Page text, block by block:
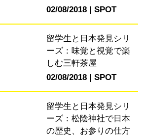
02/08/2018
SPOT
留学生と日本発見シリ
ーズ：味覚と視覚で楽
しむ三軒茶屋
02/08/2018
SPOT
留学生と日本発見シリ
ーズ：松陰神社で日本
の歴史、お参りの仕方